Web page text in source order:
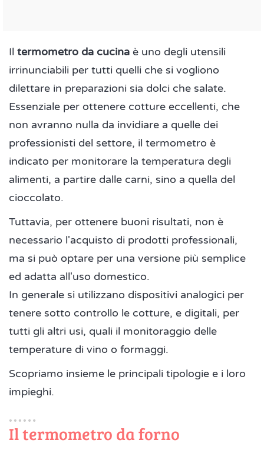
Il termometro da cucina è uno degli utensili
irrinunciabili per tutti quelli che si vogliono
dilettare in preparazioni sia dolci che salate.
Essenziale per ottenere cotture eccellenti, che
non avranno nulla da invidiare a quelle dei
professionisti del settore, il termometro è
indicato per monitorare la temperatura degli
alimenti, a partire dalle carni, sino a quella del
cioccolato.
Tuttavia, per ottenere buoni risultati, non è
necessario l'acquisto di prodotti professionali,
ma si può optare per una versione più semplice
ed adatta all'uso domestico.
In generale si utilizzano dispositivi analogici per
tenere sotto controllo le cotture, e digitali, per
tutti gli altri usi, quali il monitoraggio delle
temperature di vino o formaggi.
Scopriamo insieme le principali tipologie e i loro
impieghi.
Il termometro da forno